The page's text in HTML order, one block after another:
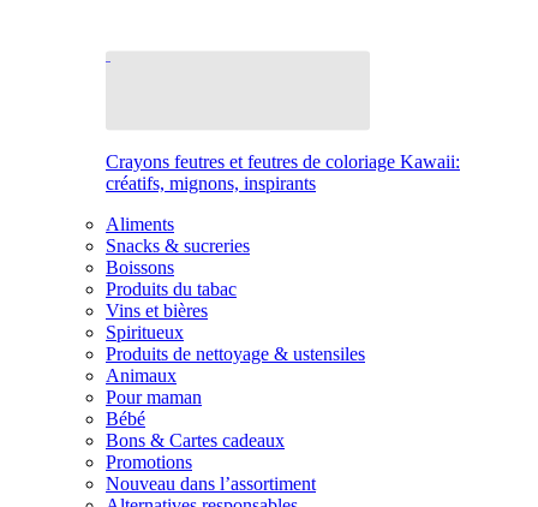
Crayons feutres et feutres de coloriage Kawaii:
créatifs, mignons, inspirants
Aliments
Snacks & sucreries
Boissons
Produits du tabac
Vins et bières
Spiritueux
Produits de nettoyage & ustensiles
Animaux
Pour maman
Bébé
Bons & Cartes cadeaux
Promotions
Nouveau dans l’assortiment